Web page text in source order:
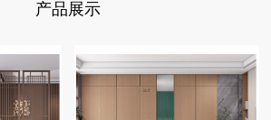
产品展示